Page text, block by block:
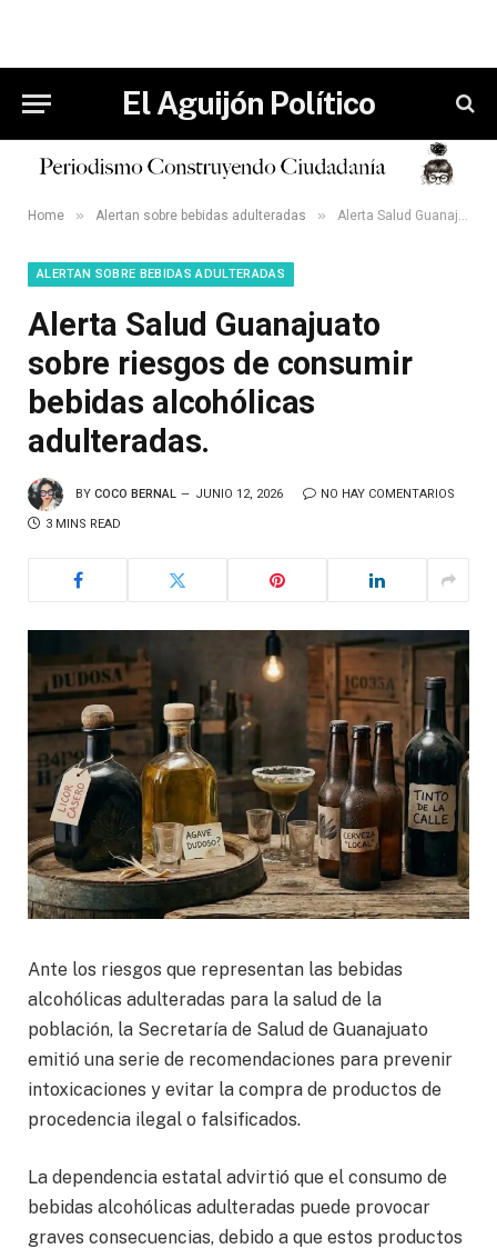
El Aguijón Político
Home » Alertan sobre bebidas adulteradas » Alerta Salud Guanajuato sobre riesgos de consumir bebidas alcohólicas adulteradas.
ALERTAN SOBRE BEBIDAS ADULTERADAS
Alerta Salud Guanajuato
sobre riesgos de consumir
bebidas alcohólicas
adulteradas.
BY COCO BERNAL JUNIO 12, 2026 NO HAY COMENTARIOS
3 MINS READ
Ante los riesgos que representan las bebidas
alcohólicas adulteradas para la salud de la
población, la Secretaría de Salud de Guanajuato
emitió una serie de recomendaciones para prevenir
intoxicaciones y evitar la compra de productos de
procedencia ilegal o falsificados.
La dependencia estatal advirtió que el consumo de
bebidas alcohólicas adulteradas puede provocar
graves consecuencias, debido a que estos productos